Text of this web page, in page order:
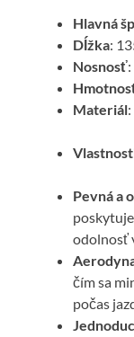
Hlavná
Dĺžka:
Nosnosť
Materiál
Pevná a
odolnosť
čím sa
počas